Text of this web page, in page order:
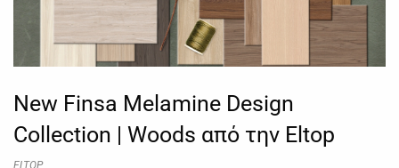
New Finsa Melamine Design
Collection | Woods από την Eltop